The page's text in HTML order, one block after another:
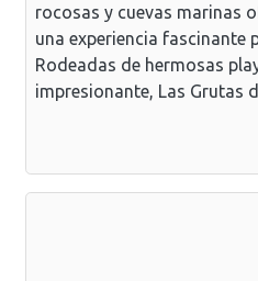
rocosas y cuevas marinas
una experiencia fascinante
Rodeadas de hermosas
impresionante, Las Grutas